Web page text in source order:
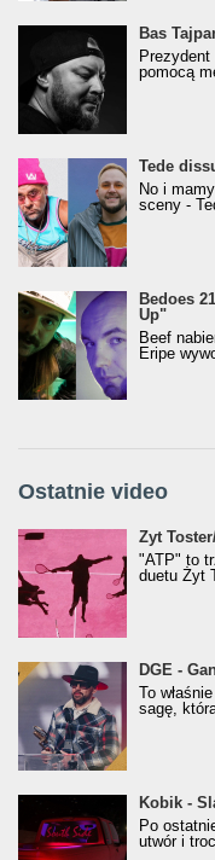
Bas
pomocą
Tede
No i
sceny -
Bedoes
Up"
Beef
Eripe
Ostatnie video
Żyt Toster/SurfAir -
Żyt
"ATP" to
duetu Żyt
donGURALesko z
Klasyczny/
(Popkillery 2023)
DGE -
To
sagę,
Kobik - Slalom ft.
[Official Music
Kobik -
Po
utwór i